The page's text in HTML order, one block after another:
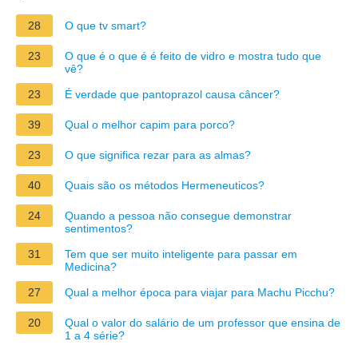
28 O que tv smart?
23
O que é o que é é feito de vidro e mostra tudo que
vê?
23
É verdade que pantoprazol causa câncer?
39 Qual o melhor capim para porco?
23 O que significa rezar para as almas?
40 Quais são os métodos Hermeneuticos?
24
Quando a pessoa não consegue demonstrar
sentimentos?
31
Tem que ser muito inteligente para passar em
Medicina?
27
Qual a melhor época para viajar para Machu Picchu?
20
Qual o valor do salário de um professor que ensina de
1 a 4 série?